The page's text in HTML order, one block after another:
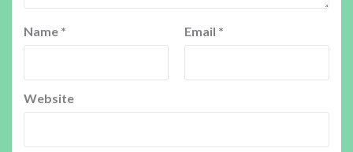
Name * Email *
Website